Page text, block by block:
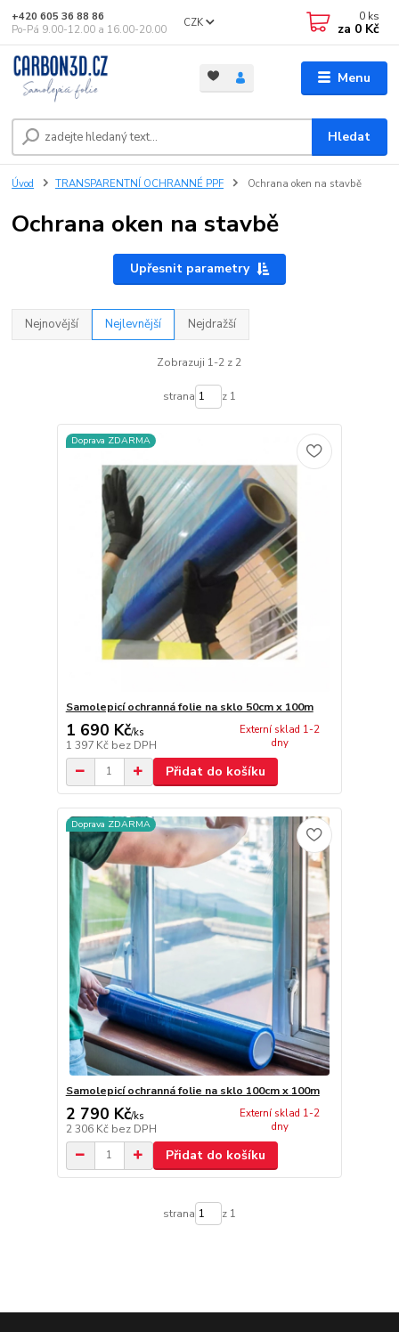
Menu
CZK
Hledat
+420 605 36 88 86
Po-Pá 9.00-12.00 a 16.00-20.00
0 ks
za 0 Kč
Úvod TRANSPARENTNÍ OCHRANNÉ PPF Ochrana oken na stavbě
Ochrana oken na stavbě
Upřesnit parametry
Nejnovější Nejlevnější Nejdražší
Zobrazuji 1-2 z 2
strana z 1
Doprava ZDARMA
Samolepicí ochranná folie na sklo 50cm x 100m
1 690 Kč/ks
1 397 Kč bez DPH
Externí sklad 1-2
dny
Přidat do košíku
Doprava ZDARMA
Samolepicí ochranná folie na sklo 100cm x 100m
2 790 Kč/ks
2 306 Kč bez DPH
Externí sklad 1-2
dny
Přidat do košíku
strana z 1